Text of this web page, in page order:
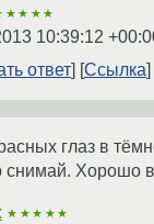
10:39:12
ответ
Ссылка
глаз в
снимай. Хорошо
★★★★★